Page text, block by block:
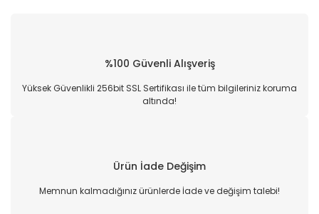
%100 Güvenli Alışveriş
Yüksek Güvenlikli 256bit SSL Sertifikası ile tüm bilgileriniz koruma
altında!
Ürün İade Değişim
Memnun kalmadığınız ürünlerde İade ve değişim talebi!